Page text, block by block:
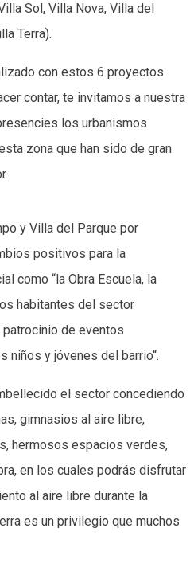
Sol, Villa Nova, Villa del
Terra).
con estos 6 proyectos
contar, te invitamos a nuestra
los urbanismos
zona que han sido de gran
y Villa del Parque por
positivos para la
como “la Obra Escuela, la
habitantes del sector
de eventos
niños y jóvenes del barrio“.
el sector concediendo
gimnasios al aire libre,
hermosos espacios verdes,
en los cuales podrás disfrutar
al aire libre durante la
es un privilegio que muchos